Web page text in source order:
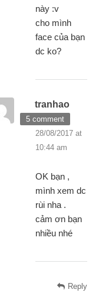
này :v
cho mình
face của bạn
dc ko?
tranhao
5 comment
28/08/2017 at
10:44 am
OK bạn ,
mình xem dc
rùi nha .
cảm ơn bạn
nhiều nhé
Reply